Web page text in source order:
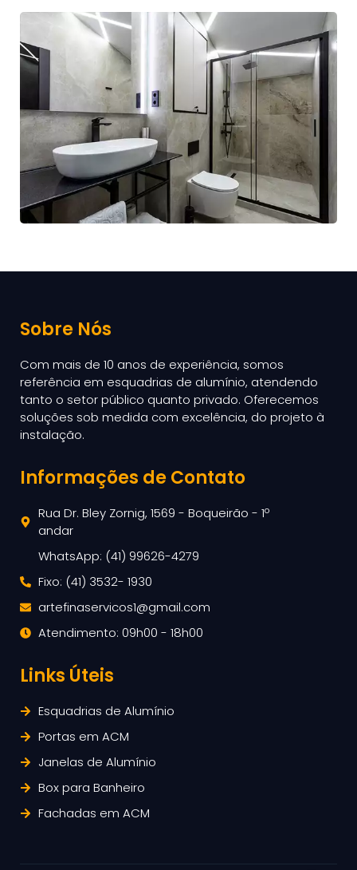
Sobre Nós
Com mais de 10 anos de experiência, somos
referência em esquadrias de alumínio, atendendo
tanto o setor público quanto privado. Oferecemos
soluções sob medida com excelência, do projeto à
instalação.
Informações de Contato
Rua Dr. Bley Zornig, 1569 - Boqueirão - 1º
andar
WhatsApp: (41) 99626-4279
Fixo: (41) 3532- 1930
artefinaservicos1@gmail.com
Atendimento: 09h00 - 18h00
Links Úteis
Esquadrias de Alumínio
Portas em ACM
Janelas de Alumínio
Box para Banheiro
Fachadas em ACM